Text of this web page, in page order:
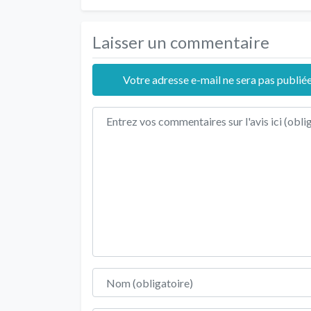
Laisser un commentaire
Votre adresse e-mail ne sera pas
Texte de l'avis
Nom